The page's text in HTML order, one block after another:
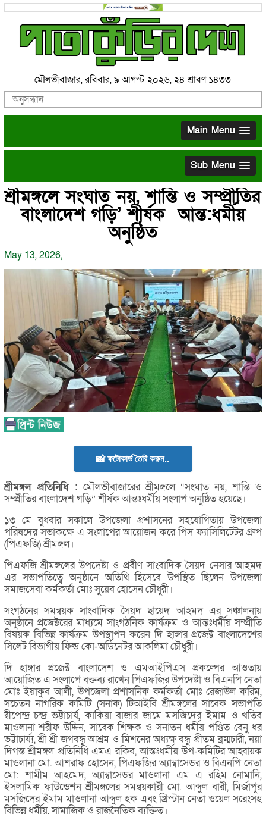
মৌলভীবাজার, রবিবার, ৯ আগস্ট ২০২৬, ২৪ শ্রাবণ ১৪৩৩
Main Menu
Sub Menu
শ্রীমঙ্গলে সংঘাত নয়, শান্তি ও সম্প্রীতির
বাংলাদেশ গড়ি’ শীর্ষক আন্ত:ধর্মীয়
অনুষ্ঠিত
May 13, 2026,
📸 ফটোকার্ড তৈরি করুন..
শ্রীমঙ্গল প্রতিনিধি : মৌলভীবাজারের শ্রীমঙ্গলে “সংঘাত নয়, শান্তি ও
সম্প্রীতির বাংলাদেশ গড়ি” শীর্ষক আন্তঃধর্মীয় সংলাপ অনুষ্ঠিত হয়েছে।
১৩ মে বুধবার সকালে উপজেলা প্রশাসনের সহযোগিতায় উপজেলা
পরিষদের সভাকক্ষে এ সংলাপের আয়োজন করে পিস ফ্যাসিলিটেটর গ্রুপ
(পিএফজি) শ্রীমঙ্গল।
পিএফজি শ্রীমঙ্গলের উপদেষ্টা ও প্রবীণ সাংবাদিক সৈয়দ নেসার আহমদ
এর সভাপতিত্বে অনুষ্ঠানে অতিথি হিসেবে উপস্থিত ছিলেন উপজেলা
সমাজসেবা কর্মকর্তা মোঃ সুয়েব হোসেন চৌধুরী।
সংগঠনের সমন্বয়ক সাংবাদিক সৈয়দ ছায়েদ আহমদ এর সঞ্চালনায়
অনুষ্ঠানে প্রজেক্টরের মাধ্যমে সাংগঠনিক কার্যক্রম ও আন্তঃধর্মীয় সম্প্রীতি
বিষয়ক বিভিন্ন কার্যক্রম উপস্থাপন করেন দি হাঙ্গার প্রজেক্ট বাংলাদেশের
সিলেট বিভাগীয় ফিল্ড কো-অর্ডিনেটর আকলিমা চৌধুরী।
দি হাঙ্গার প্রজেক্ট বাংলাদেশ ও এমআইপিএস প্রকল্পের আওতায়
আয়োজিত এ সংলাপে বক্তব্য রাখেন পিএফজির উপদেষ্টা ও বিএনপি নেতা
মোঃ ইয়াকুব আলী, উপজেলা প্রশাসনিক কর্মকর্তা মোঃ রেজাউল করিম,
সচেতন নাগরিক কমিটি (সনাক) টিআইবি শ্রীমঙ্গলের সাবেক সভাপতি
দ্বীপেন্দ্র চন্দ্র ভট্টাচার্য, কাকিয়া বাজার জামে মসজিদের ইমাম ও খতিব
মাওলানা শরীফ উদ্দিন, সাবেক শিক্ষক ও সনাতন ধর্মীয় পণ্ডিত বেনু ধর
ভট্টাচার্য্য, শ্রী শ্রী জগবন্ধু আশ্রম ও মিশনের অধ্যক্ষ বন্ধু প্রীতম ব্রম্মচারী, নয়া
দিগন্ত শ্রীমঙ্গল প্রতিনিধি এমএ রকিব, আন্তঃধর্মীয় উপ-কমিটির আহ্বায়ক
মাওলানা মো. আশরাফ হোসেন, পিএফজির অ্যাম্বাসেডর ও বিএনপি নেতা
মো: শামীম আহমেদ, অ্যাম্বাসেডর মাওলানা এম এ রহিম নোমানি,
ইসলামিক ফাউন্ডেশন শ্রীমঙ্গলের সমন্বয়কারী মো. আব্দুল বারী, মির্জাপুর
মসজিদের ইমাম মাওলানা আব্দুল হক এবং খ্রিস্টান নেতা ওয়েল সরেংসহ
বিভিন্ন ধর্মীয়, সামাজিক ও রাজনৈতিক ব্যক্তিত্ব।